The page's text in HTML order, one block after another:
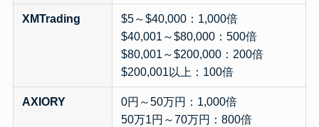
XMTrading
$5～$40,000：1,000倍
$40,001～$80,000：500倍
$80,001～$200,000：200倍
$200,001以上：100倍
AXIORY
0円～50万円：1,000倍
50万1円～70万円：800倍